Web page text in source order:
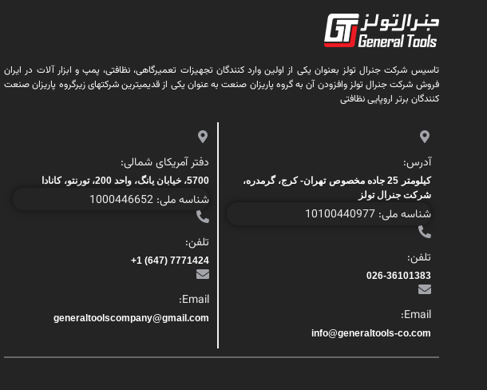
تاسیس شرکت جنرال تولز بعنوان یکی از اولین وارد کنندگان تجهیزات تعمیرگاهی، نظافتی، پمپ و ابزار آلات در ایران
فروش شرکت جنرال تولز وافزودن آن به گروه پاریزان صنعت به عنوان یکی از قدیمیترین شرکتهای زیرگروه پاریزان صنعت
کنندگان برتر اروپایی نظافتی
آدرس:
کیلومتر 25 جاده مخصوص تهران- کرج، گرمدره،
شرکت جنرال تولز
شناسه ملی: 10100440977
تلفن:
026-36101383
Email:
info@generaltools-co.com
دفتر آمریکای شمالی:
5700، خیابان یانگ، واحد 200، تورنتو، کانادا
شناسه ملی: 1000446652
تلفن:
7771424 (647) 1+
Email:
generaltoolscompany@gmail.com